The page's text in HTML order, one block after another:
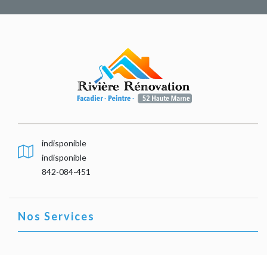
indisponible
indisponible
842-084-451
Nos Services